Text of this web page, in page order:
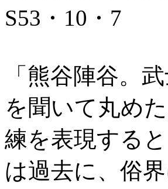
S53・10・7
「熊谷陣谷。
を聞いて丸め
練を表現する
は過去に、俗